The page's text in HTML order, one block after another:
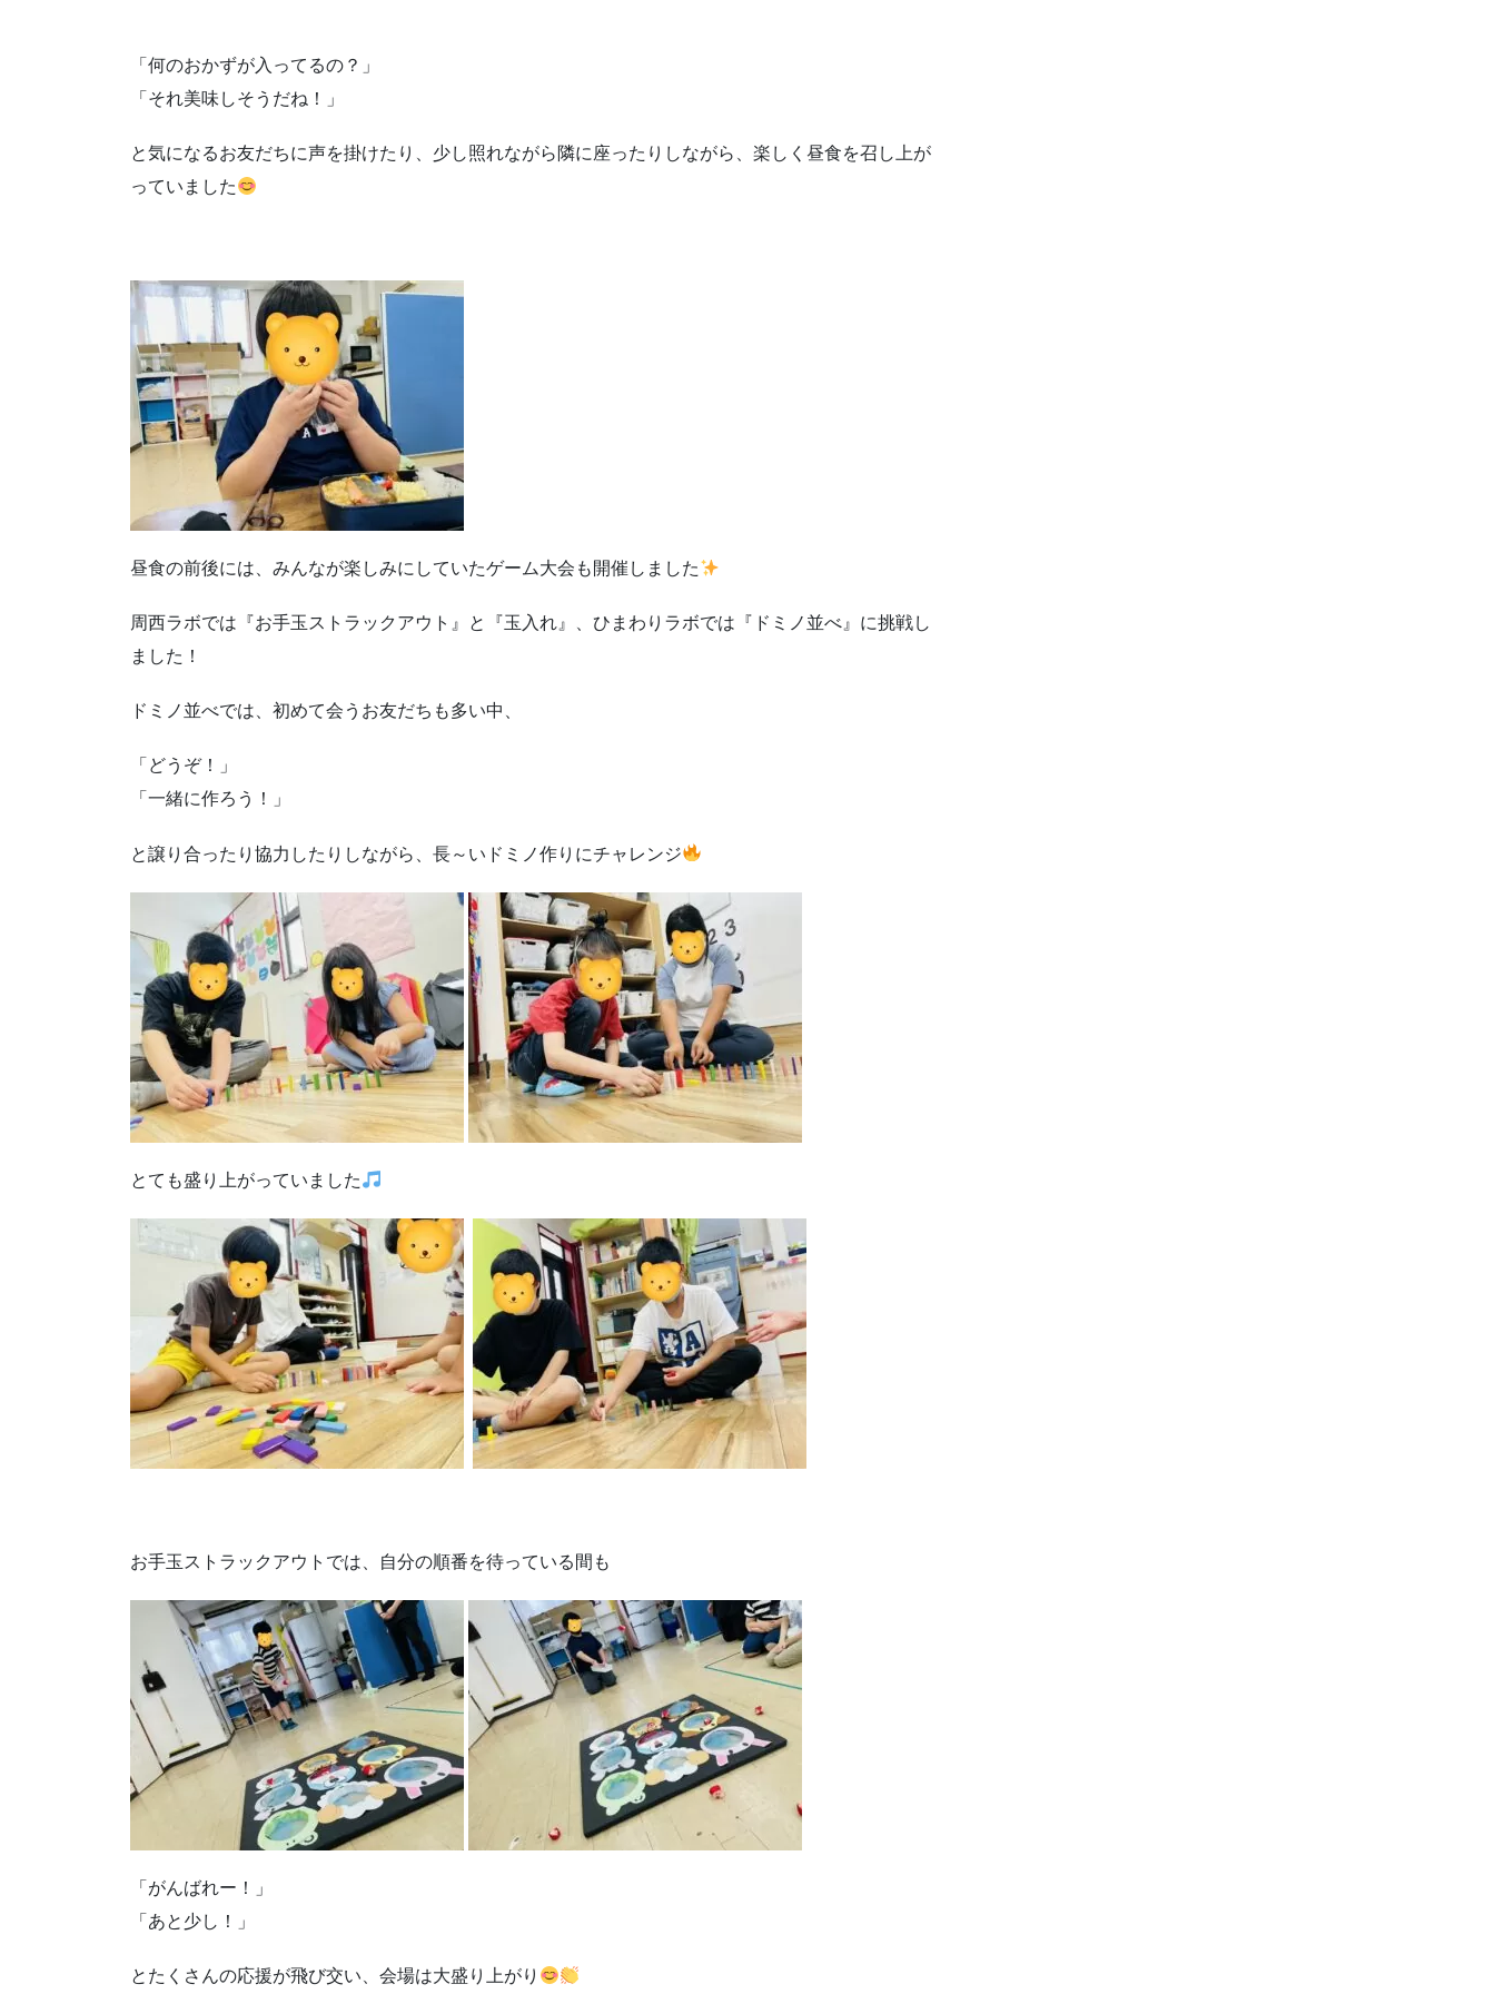
「何のおかずが入ってるの？」
「それ美味しそうだね！」
と気になるお友だちに声を掛けたり、少し照れながら隣に座ったりしながら、楽しく昼食を召し上が
っていました
昼食の前後には、みんなが楽しみにしていたゲーム大会も開催しました
周西ラボでは『お手玉ストラックアウト』と『玉入れ』、ひまわりラボでは『ドミノ並べ』に挑戦し
ました！
ドミノ並べでは、初めて会うお友だちも多い中、
「どうぞ！」
「一緒に作ろう！」
と譲り合ったり協力したりしながら、長～いドミノ作りにチャレンジ
とても盛り上がっていました
お手玉ストラックアウトでは、自分の順番を待っている間も
「がんばれー！」
「あと少し！」
とたくさんの応援が飛び交い、会場は大盛り上がり